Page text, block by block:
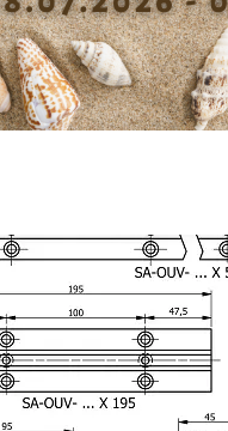
passage vis fixation
V1